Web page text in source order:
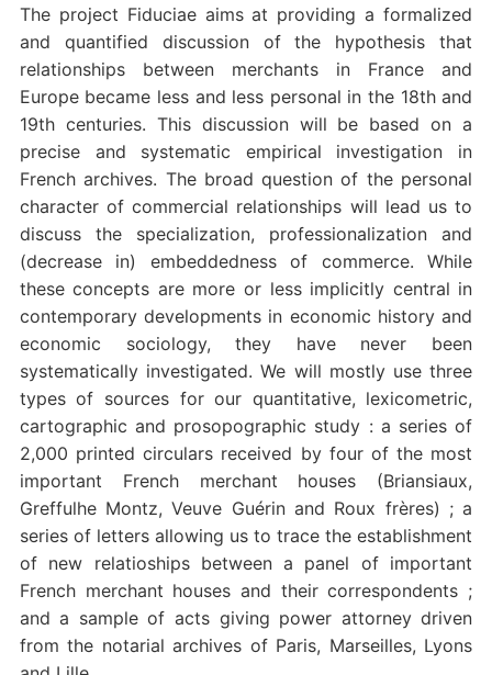
The project Fiduciae aims at providing a formalized
and quantified discussion of the hypothesis that
relationships between merchants in France and
Europe became less and less personal in the 18th and
19th centuries. This discussion will be based on a
precise and systematic empirical investigation in
French archives. The broad question of the personal
character of commercial relationships will lead us to
discuss the specialization, professionalization and
(decrease in) embeddedness of commerce. While
these concepts are more or less implicitly central in
contemporary developments in economic history and
economic sociology, they have never been
systematically investigated. We will mostly use three
types of sources for our quantitative, lexicometric,
cartographic and prosopographic study : a series of
2,000 printed circulars received by four of the most
important French merchant houses (Briansiaux,
Greffulhe Montz, Veuve Guérin and Roux frères) ; a
series of letters allowing us to trace the establishment
of new relatioships between a panel of important
French merchant houses and their correspondents ;
and a sample of acts giving power attorney driven
from the notarial archives of Paris, Marseilles, Lyons